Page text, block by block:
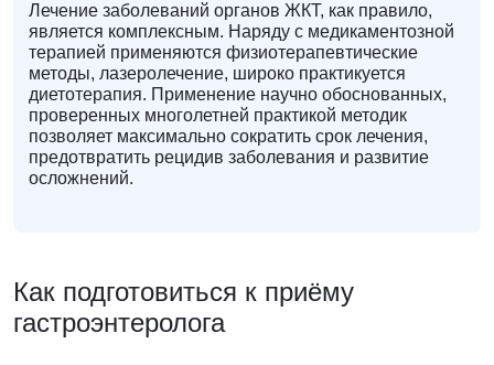
Лечение заболеваний органов ЖКТ, как правило,
является комплексным. Наряду с медикаментозной
терапией применяются физиотерапевтические
методы, лазеролечение, широко практикуется
диетотерапия. Применение научно обоснованных,
проверенных многолетней практикой методик
позволяет максимально сократить срок лечения,
предотвратить рецидив заболевания и развитие
осложнений.
Как подготовиться к приёму
гастроэнтеролога